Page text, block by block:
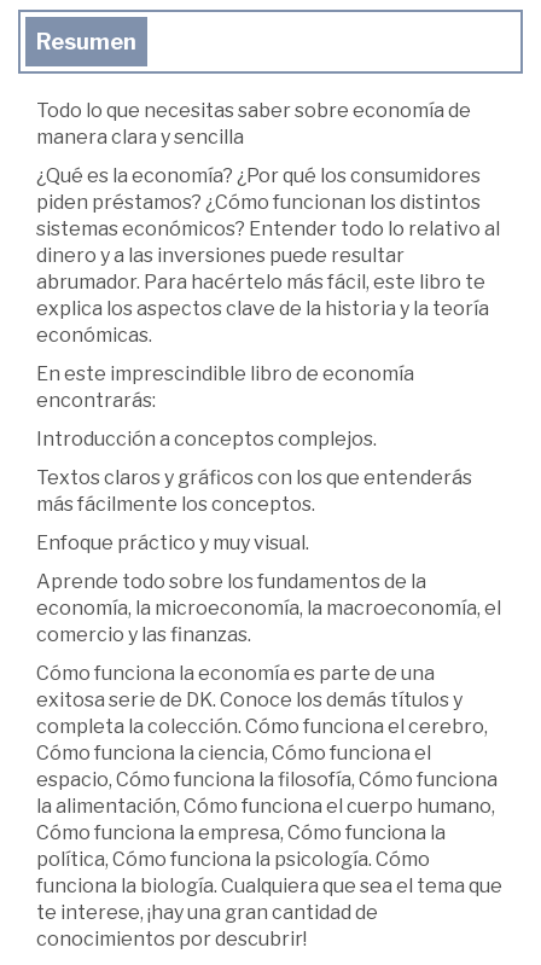
Resumen
Todo lo que necesitas saber sobre economía de
manera clara y sencilla
¿Qué es la economía? ¿Por qué los consumidores
piden préstamos? ¿Cómo funcionan los distintos
sistemas económicos? Entender todo lo relativo al
dinero y a las inversiones puede resultar
abrumador. Para hacértelo más fácil, este libro te
explica los aspectos clave de la historia y la teoría
económicas.
En este imprescindible libro de economía
encontrarás:
Introducción a conceptos complejos.
Textos claros y gráficos con los que entenderás
más fácilmente los conceptos.
Enfoque práctico y muy visual.
Aprende todo sobre los fundamentos de la
economía, la microeconomía, la macroeconomía, el
comercio y las finanzas.
Cómo funciona la economía es parte de una
exitosa serie de DK. Conoce los demás títulos y
completa la colección. Cómo funciona el cerebro,
Cómo funciona la ciencia, Cómo funciona el
espacio, Cómo funciona la filosofía, Cómo funciona
la alimentación, Cómo funciona el cuerpo humano,
Cómo funciona la empresa, Cómo funciona la
política, Cómo funciona la psicología. Cómo
funciona la biología. Cualquiera que sea el tema que
te interese, ¡hay una gran cantidad de
conocimientos por descubrir!